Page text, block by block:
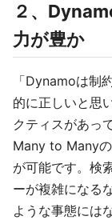
２、
力が豊か
「Dynamoは制
的に正しいと思
クティスがあっ
Many to Many
が可能です。検
ーが複雑になる
ような事態には